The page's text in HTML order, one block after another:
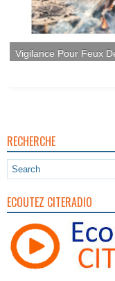
RECHERCHE
ECOUTEZ CITERADIO